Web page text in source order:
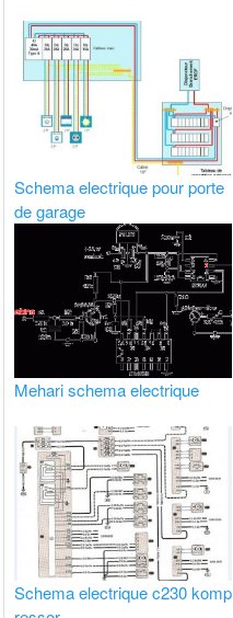
Schema electrique pour porte
de garage
Mehari schema electrique
Schema electrique c230 komp